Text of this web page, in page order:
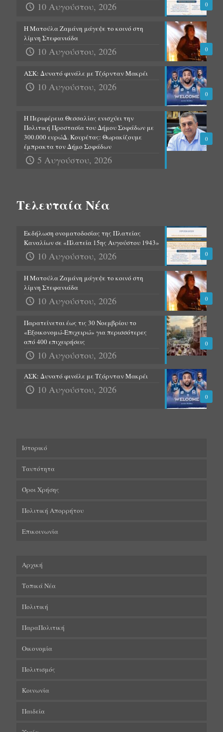
0
10 Αυγούστου, 2026
0
Η Ματούλα Ζαμάνη μάγεψε το κοινό στη
λίμνη Στεφανιάδα
10 Αυγούστου, 2026
0
ΑΣΚ: Δυνατό φινάλε με Τζόρνταν Μακρέι
10 Αυγούστου, 2026
0
Η Περιφέρεια Θεσσαλίας ενισχύει την
Πολιτική Προστασία του Δήμου Σοφάδων με
300.000 ευρώΔ. Κουρέτας: Θωρακίζουμε
έμπρακτα τον Δήμο Σοφάδων
5 Αυγούστου, 2026
Τελευταία Νέα
0
Εκδήλωση ονοματοδοσίας της Πλατείας
Καναλίων σε «Πλατεία 15ης Αυγούστου 1943»
10 Αυγούστου, 2026
0
Η Ματούλα Ζαμάνη μάγεψε το κοινό στη
λίμνη Στεφανιάδα
10 Αυγούστου, 2026
0
Παρατείνεται έως τις 30 Νοεμβρίου το
«Εξοικονομώ-Επιχειρώ» για περισσότερες
από 400 επιχειρήσεις
10 Αυγούστου, 2026
0
ΑΣΚ: Δυνατό φινάλε με Τζόρνταν Μακρέι
10 Αυγούστου, 2026
Ιστορικό
Ταυτότητα
Όροι Χρήσης
Πολιτική Απορρήτου
Επικοινωνία
Αρχική
Τοπικά Νέα
Πολιτική
ΠαραΠολιτική
Οικονομία
Πολιτισμός
Κοινωνία
Παιδεία